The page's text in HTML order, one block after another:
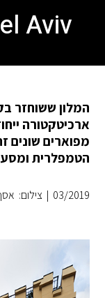
Aviv
המלון ששוחזר
מפוארים שונים
הטמפלרית
03/2019
| צילום: